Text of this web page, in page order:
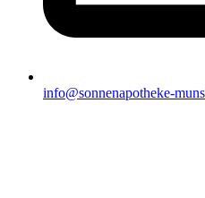
info@sonnenapotheke-